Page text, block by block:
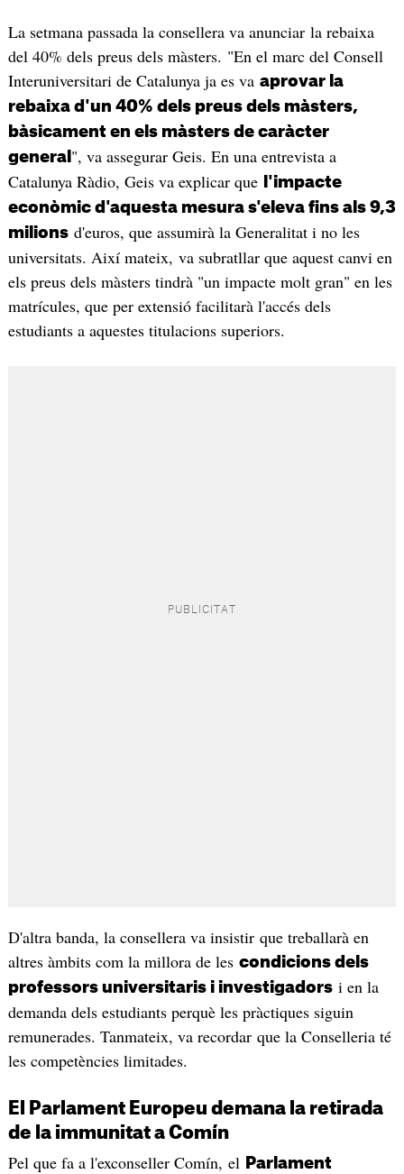
La setmana passada la consellera va anunciar la rebaixa
del 40% dels preus dels màsters. "En el marc del Consell
Interuniversitari de Catalunya ja es va aprovar la
rebaixa d'un 40% dels preus dels màsters,
bàsicament en els màsters de caràcter
general ", va assegurar Geis. En una entrevista a
Catalunya Ràdio, Geis va explicar que
l'impacte
econòmic d'aquesta mesura s'eleva fins als 9,3
milionsd'euros, que assumirà la Generalitat i no les
universitats. Així mateix, va subratllar que aquest canvi en
els preus dels màsters tindrà "un impacte molt gran" en les
matrícules, que per extensió facilitarà l'accés dels
estudiants a aquestes titulacions superiors.
D'altra banda, la consellera va insistir que treballarà en
altres àmbits com la millora de les condicions dels
professors universitaris i investigadorsi en la
demanda dels estudiants perquè les pràctiques siguin
remunerades. Tanmateix, va recordar que la Conselleria té
les competències limitades.
El Parlament Europeu demana la retirada
de la immunitat a Comín
Pel que fa a l'exconseller Comín, el Parlament